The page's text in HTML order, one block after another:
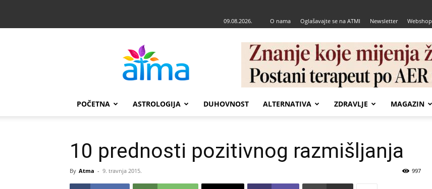
09.08.2026. O nama Oglašavajte se na ATMI Newsletter Webshop
POČETNA ASTROLOGIJA DUHOVNOST ALTERNATIVA ZDRAVLJE MAGAZIN
10 prednosti pozitivnog razmišljanja
By Atma - 9. travnja 2015. 997